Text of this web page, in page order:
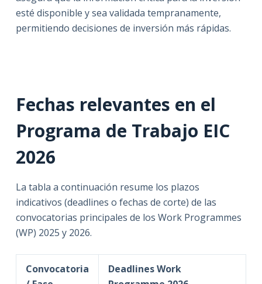
esté disponible y sea validada tempranamente,
permitiendo decisiones de inversión más rápidas.
Fechas relevantes en el
Programa de Trabajo EIC
2026
La tabla a continuación resume los plazos
indicativos (deadlines o fechas de corte) de las
convocatorias principales de los Work Programmes
(WP) 2025 y 2026.
Convocatoria
Deadlines Work